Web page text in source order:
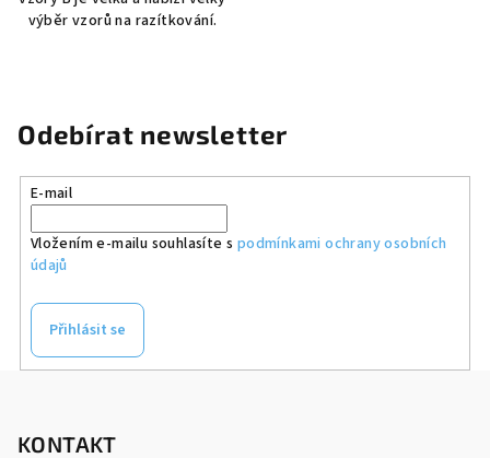
výběr vzorů na razítkování.
Odebírat newsletter
E-mail
Vložením e-mailu souhlasíte s podmínkami ochrany osobních
údajů
Přihlásit se
KONTAKT